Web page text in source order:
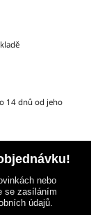
14 dnů od jeho
nebo
se zasíláním
údajů.